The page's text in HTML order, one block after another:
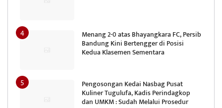
Menang 2-0 atas Bhayangkara FC, Persib
Bandung Kini Bertengger di Posisi
Kedua Klasemen Sementara
Pengosongan Kedai Nasbag Pusat
Kuliner Tugulufa, Kadis Perindagkop
dan UMKM : Sudah Melalui Prosedur